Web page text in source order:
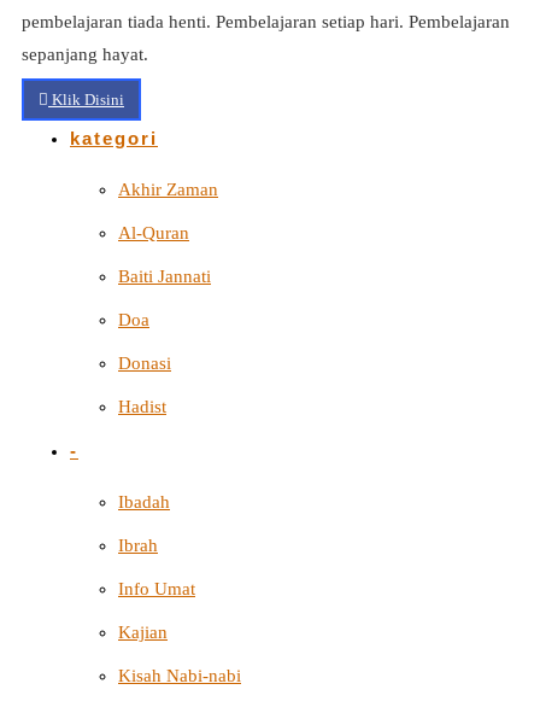
pembelajaran tiada henti. Pembelajaran setiap hari. Pembelajaran
sepanjang hayat.
Klik Disini
kategori
Akhir Zaman
Al-Quran
Baiti Jannati
Doa
Donasi
Hadist
-
Ibadah
Ibrah
Info Umat
Kajian
Kisah Nabi-nabi